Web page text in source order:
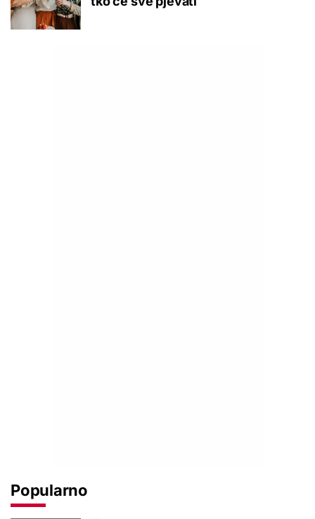
Popularno